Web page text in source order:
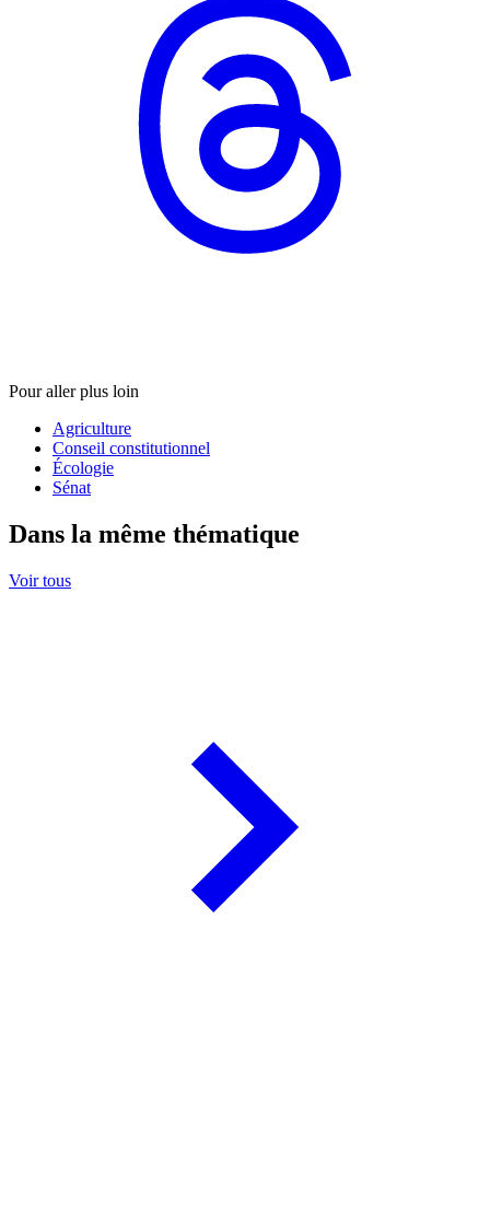
Pour aller plus loin
Agriculture
Conseil constitutionnel
Écologie
Sénat
Dans la même thématique
Voir tous